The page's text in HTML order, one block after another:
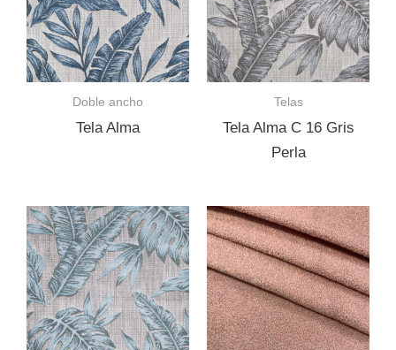
Doble ancho
Tela Alma
Telas
Tela Alma C 16 Gris
Perla